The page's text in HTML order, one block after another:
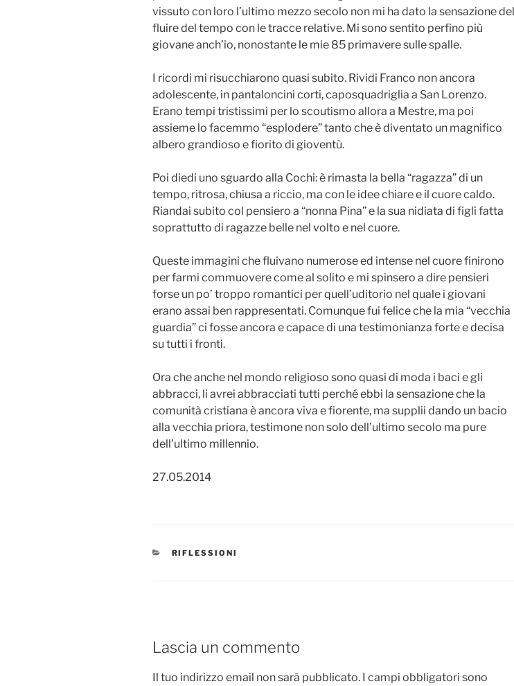
vissuto con loro l’ultimo mezzo secolo non mi ha dato la sensazione del
fluire del tempo con le tracce relative. Mi sono sentito perfino più
giovane anch’io, nonostante le mie 85 primavere sulle spalle.
I ricordi mi risucchiarono quasi subito. Rividi Franco non ancora
adolescente, in pantaloncini corti, caposquadriglia a San Lorenzo.
Erano tempi tristissimi per lo scoutismo allora a Mestre, ma poi
assieme lo facemmo “esplodere” tanto che è diventato un magnifico
albero grandioso e fiorito di gioventù.
Poi diedi uno sguardo alla Cochi: è rimasta la bella “ragazza” di un
tempo, ritrosa, chiusa a riccio, ma con le idee chiare e il cuore caldo.
Riandai subito col pensiero a “nonna Pina” e la sua nidiata di figli fatta
soprattutto di ragazze belle nel volto e nel cuore.
Queste immagini che fluivano numerose ed intense nel cuore finirono
per farmi commuovere come al solito e mi spinsero a dire pensieri
forse un po’ troppo romantici per quell’uditorio nel quale i giovani
erano assai ben rappresentati. Comunque fui felice che la mia “vecchia
guardia” ci fosse ancora e capace di una testimonianza forte e decisa
su tutti i fronti.
Ora che anche nel mondo religioso sono quasi di moda i baci e gli
abbracci, li avrei abbracciati tutti perché ebbi la sensazione che la
comunità cristiana è ancora viva e fiorente, ma supplii dando un bacio
alla vecchia priora, testimone non solo dell’ultimo secolo ma pure
dell’ultimo millennio.
27.05.2014
CATEGORIE
RIFLESSIONI
Lascia un commento
Il tuo indirizzo email non sarà pubblicato. I campi obbligatori sono